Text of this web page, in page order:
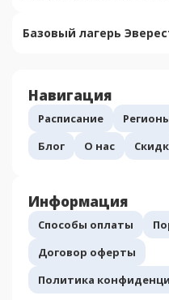
Базовый лагерь
Навигация
Расписание
Блог
О нас
Информация
Способы оплаты
Договор оферты
Политика